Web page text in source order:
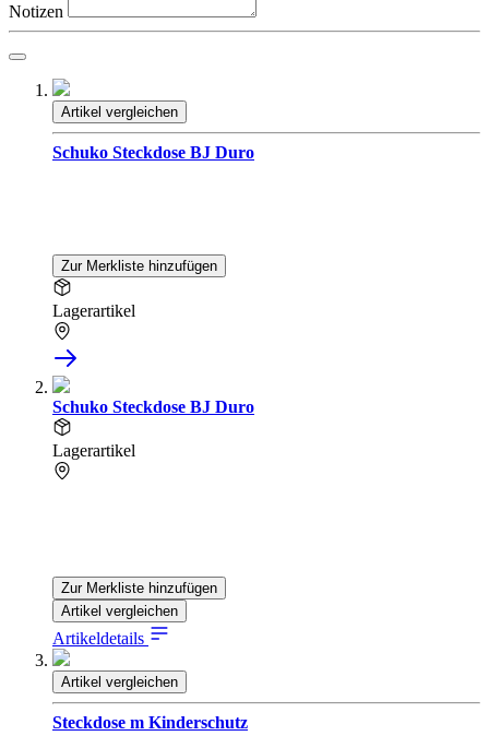
Notizen
Artikel vergleichen
Schuko Steckdose BJ Duro
Zur Merkliste hinzufügen
Lagerartikel
Schuko Steckdose BJ Duro
Lagerartikel
Zur Merkliste hinzufügen
Artikel vergleichen
Artikeldetails
Artikel vergleichen
Steckdose m Kinderschutz